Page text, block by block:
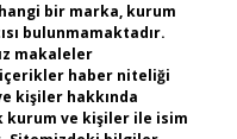
bir marka, kurum
bulunmamaktadır.
makaleler
içerikler haber niteliği
kişiler hakkında
kurum ve kişiler ile isim